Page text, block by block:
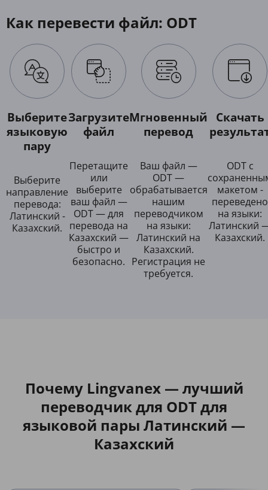
Как перевести файл: ODT
Выберите
языковую
пару
Выберите
направление
перевода:
Латинский -
Казахский.
Загрузите
файл
Перетащите
или
выберите
ваш файл —
ODT — для
перевода на
Казахский —
быстро и
безопасно.
Мгновенный
перевод
Ваш файл —
ODT —
обрабатывается
нашим
переводчиком
на языки:
Латинский на
Казахский.
Регистрация не
требуется.
Скачать
ODT с
макетом -
переведено
на языки:
Латинский
Казахский.
Почему Lingvanex — лучший
переводчик для ODT для
языковой пары Латинский —
Казахский